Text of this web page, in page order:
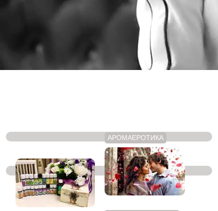
АРОМАЕРОТИКА